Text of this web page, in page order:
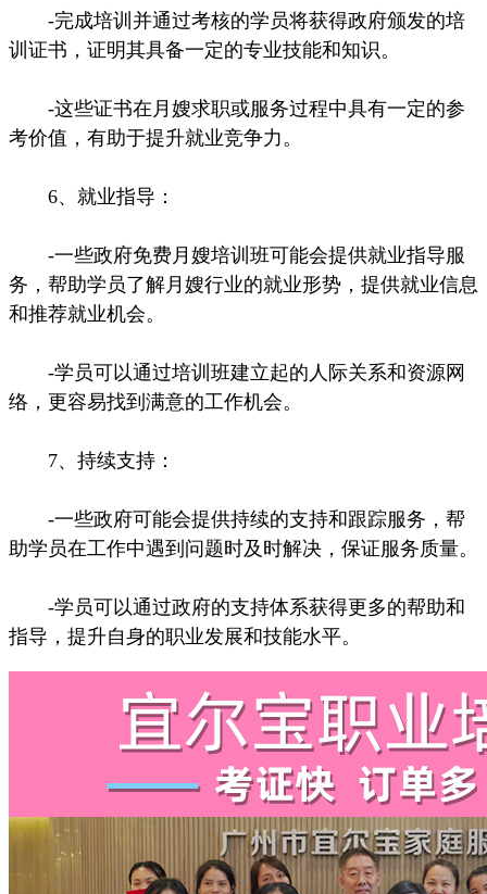
-完成培训并通过考核的学员将获得政府颁发的培
训证书，证明其具备一定的专业技能和知识。
-这些证书在月嫂求职或服务过程中具有一定的参
考价值，有助于提升就业竞争力。
6、就业指导：
-一些政府免费月嫂培训班可能会提供就业指导服
务，帮助学员了解月嫂行业的就业形势，提供就业信息
和推荐就业机会。
-学员可以通过培训班建立起的人际关系和资源网
络，更容易找到满意的工作机会。
7、持续支持：
-一些政府可能会提供持续的支持和跟踪服务，帮
助学员在工作中遇到问题时及时解决，保证服务质量。
-学员可以通过政府的支持体系获得更多的帮助和
指导，提升自身的职业发展和技能水平。